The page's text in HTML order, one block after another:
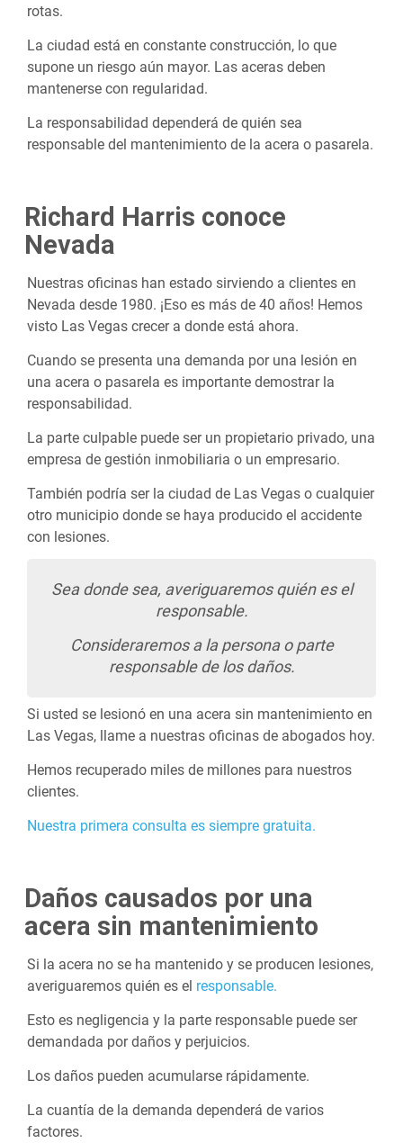
rotas.
La ciudad está en constante construcción, lo que
supone un riesgo aún mayor. Las aceras deben
mantenerse con regularidad.
La responsabilidad dependerá de quién sea
responsable del mantenimiento de la acera o pasarela.
Richard Harris conoce
Nevada
Nuestras oficinas han estado sirviendo a clientes en
Nevada desde 1980. ¡Eso es más de 40 años! Hemos
visto Las Vegas crecer a donde está ahora.
Cuando se presenta una demanda por una lesión en
una acera o pasarela es importante demostrar la
responsabilidad.
La parte culpable puede ser un propietario privado, una
empresa de gestión inmobiliaria o un empresario.
También podría ser la ciudad de Las Vegas o cualquier
otro municipio donde se haya producido el accidente
con lesiones.
Sea donde sea, averiguaremos quién es el
responsable.
Consideraremos a la persona o parte
responsable de los daños.
Si usted se lesionó en una acera sin mantenimiento en
Las Vegas, llame a nuestras oficinas de abogados hoy.
Hemos recuperado miles de millones para nuestros
clientes.
Nuestra primera consulta es siempre gratuita.
Daños causados por una
acera sin mantenimiento
Si la acera no se ha mantenido y se producen lesiones,
averiguaremos quién es el responsable.
Esto es negligencia y la parte responsable puede ser
demandada por daños y perjuicios.
Los daños pueden acumularse rápidamente.
La cuantía de la demanda dependerá de varios
factores.